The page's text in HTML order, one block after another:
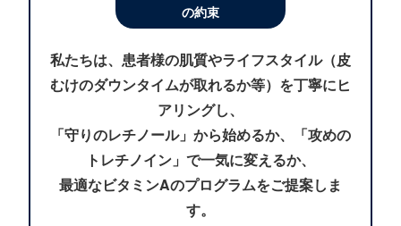
の約束
私たちは、患者様の肌質やライフスタイル（皮
むけのダウンタイムが取れるか等）を丁寧にヒ
アリングし、
「守りのレチノール」から始めるか、「攻めの
トレチノイン」で一気に変えるか、
最適なビタミンAのプログラムをご提案しま
す。